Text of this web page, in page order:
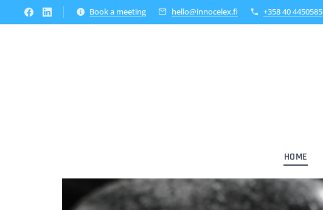
Book a meeting hello@innocelex.fi +358 40 4450585
HOME